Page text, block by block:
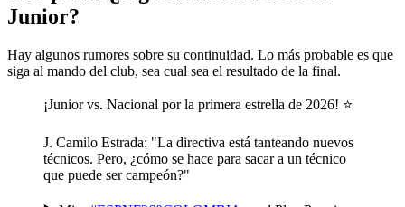
Junior?
Hay algunos rumores sobre su continuidad. Lo más probable es que
siga al mando del club, sea cual sea el resultado de la final.
¡Junior vs. Nacional por la primera estrella de 2026! ⭐
J. Camilo Estrada: "La directiva está tanteando nuevos
técnicos. Pero, ¿cómo se hace para sacar a un técnico
que puede ser campeón?"